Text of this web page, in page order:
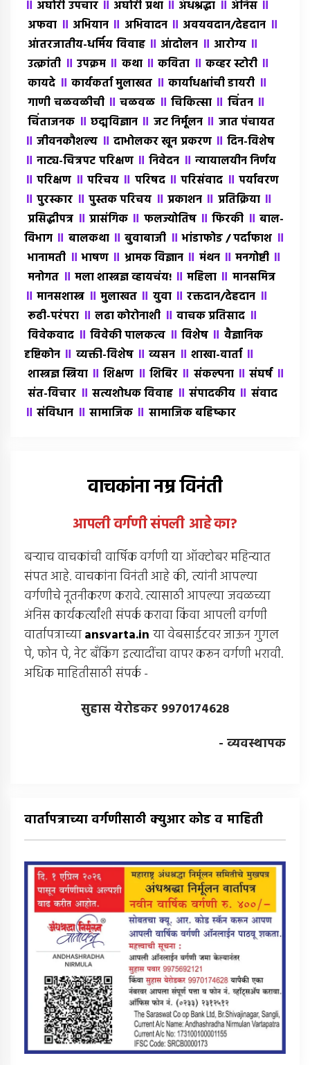
॥ अघोरी उपचार ॥ अघोरी प्रथा ॥ अंधश्रद्धा ॥ अंंनिस ॥
अफवा ॥ अभियान ॥ अभिवादन ॥ अवयवदान/देहदान ॥
आंतरजातीय-धर्मिय विवाह ॥ आंदोलन ॥ आरोग्य ॥
उत्क्रांती ॥ उपक्रम ॥ कथा ॥कविता ॥ कव्हर स्टोरी ॥
कायदे ॥ कार्यकर्ता मुलाखत ॥ कार्याधक्षांची डायरी ॥
गाणी चळवळीची ॥चळवळ ॥ चिकित्सा ॥ चिंतन ॥
चिंताजनक ॥ छद्मविज्ञान ॥ जट निर्मूलन ॥ जात पंचायत
॥जीवनकौशल्य ॥ दाभोलकर खून प्रकरण ॥दिन-विशेष
॥नाट्य-चित्रपट परिक्षण ॥निवेदन ॥ न्यायालयीन निर्णय
॥परिक्षण ॥ परिचय ॥ परिषद ॥परिसंवाद ॥ पर्यावरण
॥पुरस्कार ॥ पुस्तक परिचय ॥ प्रकाशन ॥ प्रतिक्रिया ॥
प्रसिद्धीपत्र ॥ प्रासंगिक ॥ फलज्योतिष ॥फिरकी ॥ बाल-
विभाग ॥ बालकथा ॥बुवाबाजी ॥भांडाफोड / पर्दाफाश ॥
भानामती ॥भाषण ॥ भ्रामक विज्ञान ॥ मंथन ॥मनगोष्टी ॥
मनोगत ॥ मला शास्त्रज्ञ व्हायचंय! ॥महिला ॥ मानसमित्र
॥मानसशास्त्र ॥ मुलाखत ॥ युवा ॥रक्तदान/देहदान ॥
रूढी-परंपरा ॥ लढा कोरोनाशी ॥ वाचक प्रतिसाद ॥
विवेकवाद ॥ विवेकी पालकत्व ॥ विशेष ॥ वैज्ञानिक
दृष्टिकोन ॥ व्यक्ती-विशेष ॥व्यसन ॥ शाखा-वार्ता ॥
शास्त्रज्ञ स्त्रिया ॥शिक्षण ॥ शिबिर ॥ संकल्पना ॥संघर्ष ॥
संत-विचार ॥ सत्यशोधक विवाह ॥ संपादकीय ॥ संवाद
॥संविधान ॥ सामाजिक ॥ सामाजिक बहिष्कार
वाचकांना नम्र विनंती
आपली वर्गणी संपली आहेका?
बर्‍याच वाचकांची वार्षिक वर्गणी या ऑक्टोबर महिन्यात
संपत आहे. वाचकांना विनंती आहे की, त्यांनी आपल्या
वर्गणीचे नूतनीकरण करावे. त्यासाठी आपल्या जवळच्या
अंनिस कार्यकर्त्यांशी संपर्क करावा किंवा आपली वर्गणी
वार्तापत्राच्याansvarta.in या वेबसाईटवर जाऊन गुगल
पे, फोन पे, नेट बँकिंग इत्यादींचा वापर करून वर्गणी भरावी.
अधिक माहितीसाठी संपर्क -
सुहास येरोडकर 9970174628
- व्यवस्थापक
वार्तापत्राच्या वर्गणीसाठी क्युआर कोड व माहिती